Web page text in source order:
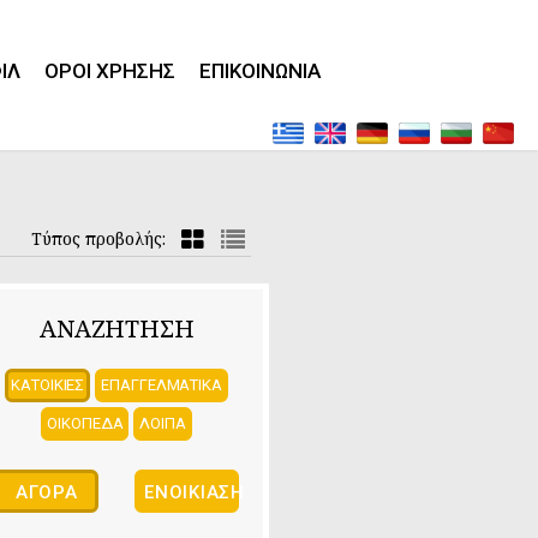
ΟΡΟΙ ΧΡΗΣΗΣ ΕΠΙΚΟΙΝΩΝΙΑ
Τύπος προβολής:
ΑΝΑΖΗΤΗΣΗ
ΚΑΤΟΙΚΙΕΣ ΕΠΑΓΓΕΛΜΑΤΙΚΑ
ΟΙΚΟΠΕΔΑ ΛΟΙΠΑ
ΑΓΟΡΆ ΕΝΟΙΚΊΑΣΗ